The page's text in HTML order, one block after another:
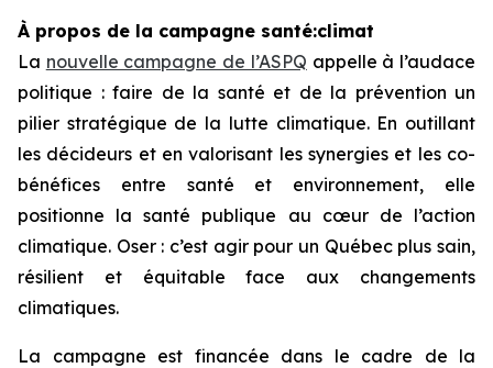
À propos de la campagne santé:climat
La nouvelle campagne de l’ASPQ appelle à l’audace
politique : faire de la santé et de la prévention un
pilier stratégique de la lutte climatique. En outillant
les décideurs et en valorisant les synergies et les co-
bénéfices entre santé et environnement, elle
positionne la santé publique au cœur de l’action
climatique. Oser : c’est agir pour un Québec plus sain,
résilient et équitable face aux changements
climatiques.
La campagne est financée dans le cadre de la